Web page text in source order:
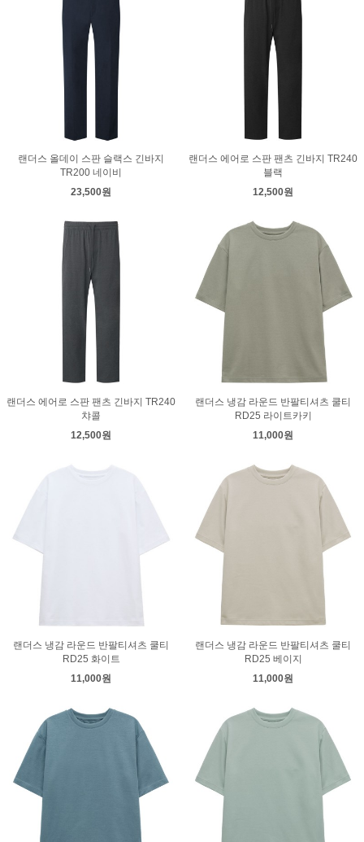
랜더스 올데이 스판 슬랙스 긴바지
TR200 네이비
23,500원
랜더스 에어로 스판 팬츠 긴바지 TR240
블랙
12,500원
랜더스 에어로 스판 팬츠 긴바지 TR240
챠콜
12,500원
랜더스 냉감 라운드 반팔티셔츠 쿨티
RD25 라이트카키
11,000원
랜더스 냉감 라운드 반팔티셔츠 쿨티
RD25 화이트
11,000원
랜더스 냉감 라운드 반팔티셔츠 쿨티
RD25 베이지
11,000원